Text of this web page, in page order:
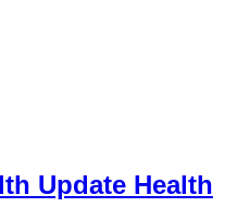
Update Health